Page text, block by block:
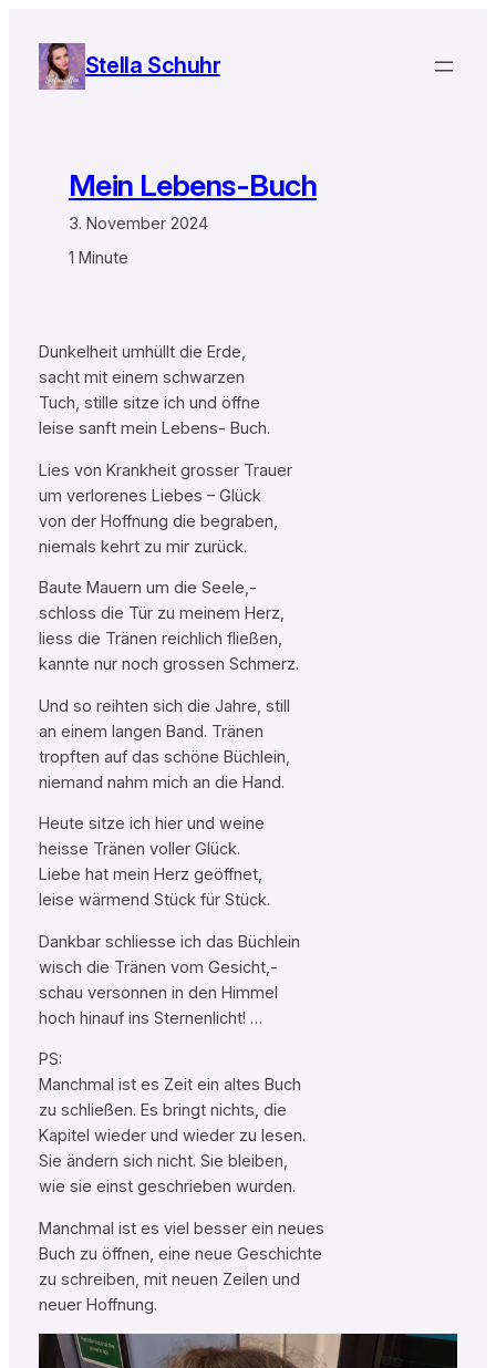
Inhalt
springen
Stella Schuhr
Mein Lebens-Buch
3. November 2024
1 Minute
Dunkelheit umhüllt die Erde,
sacht mit einem schwarzen
Tuch, stille sitze ich und öffne
leise sanft mein Lebens- Buch.
Lies von Krankheit grosser Trauer
um verlorenes Liebes – Glück
von der Hoffnung die begraben,
niemals kehrt zu mir zurück.
Baute Mauern um die Seele,-
schloss die Tür zu meinem Herz,
liess die Tränen reichlich fließen,
kannte nur noch grossen Schmerz.
Und so reihten sich die Jahre, still
an einem langen Band. Tränen
tropften auf das schöne Büchlein,
niemand nahm mich an die Hand.
Heute sitze ich hier und weine
heisse Tränen voller Glück.
Liebe hat mein Herz geöffnet,
leise wärmend Stück für Stück.
Dankbar schliesse ich das Büchlein
wisch die Tränen vom Gesicht,-
schau versonnen in den Himmel
hoch hinauf ins Sternenlicht! …
PS:
Manchmal ist es Zeit ein altes Buch
zu schließen. Es bringt nichts, die
Kapitel wieder und wieder zu lesen.
Sie ändern sich nicht. Sie bleiben,
wie sie einst geschrieben wurden.
Manchmal ist es viel besser ein neues
Buch zu öffnen, eine neue Geschichte
zu schreiben, mit neuen Zeilen und
neuer Hoffnung.